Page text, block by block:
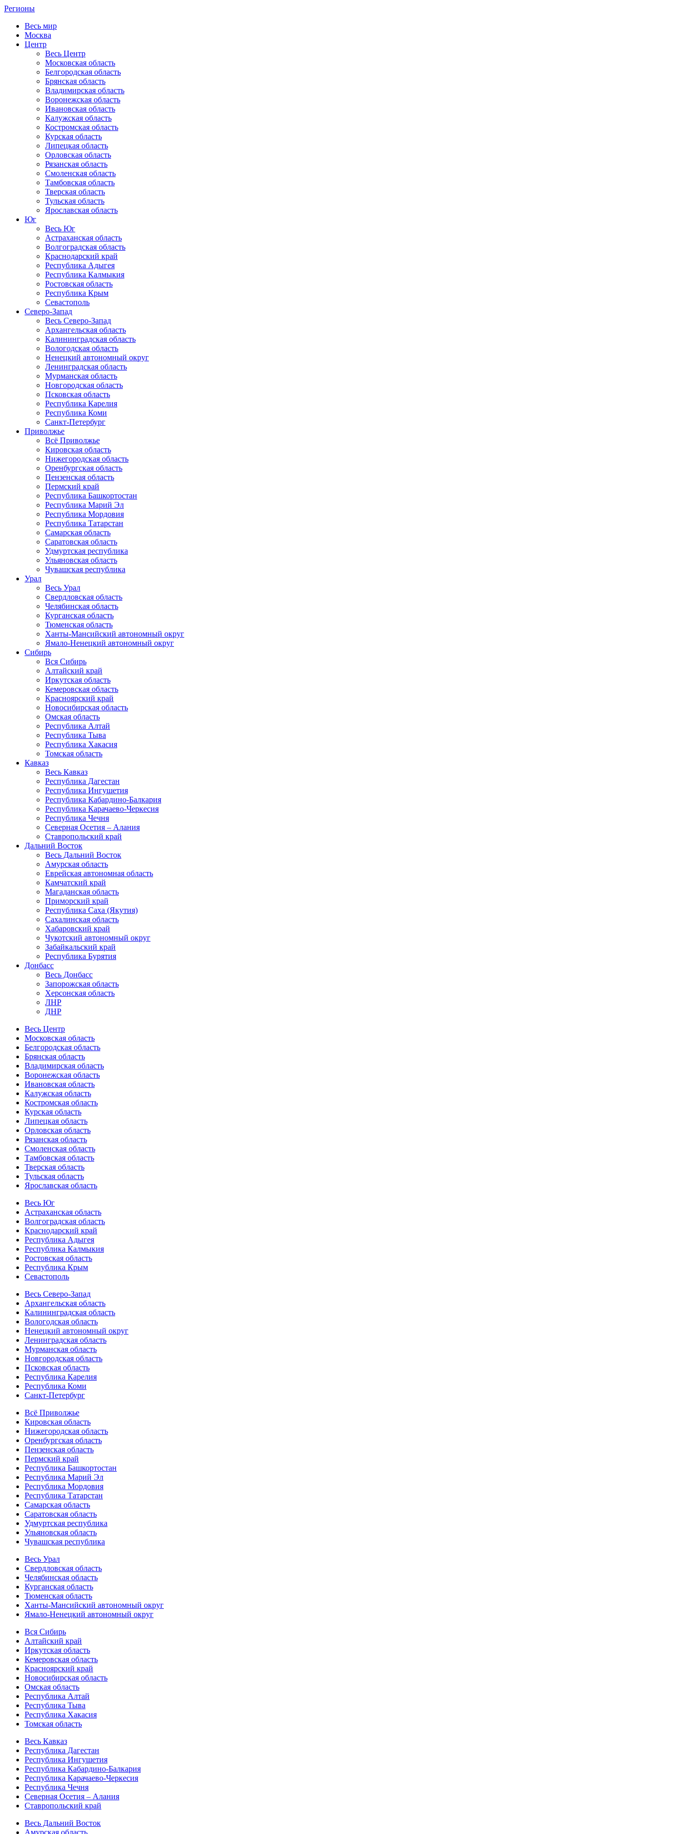
Регионы
Весь мир
Москва
Центр
Весь Центр
Московская область
Белгородская область
Брянская область
Владимирская область
Воронежская область
Ивановская область
Калужская область
Костромская область
Курская область
Липецкая область
Орловская область
Рязанская область
Смоленская область
Тамбовская область
Тверская область
Тульская область
Ярославская область
Юг
Весь Юг
Астраханская область
Волгоградская область
Краснодарский край
Республика Адыгея
Республика Калмыкия
Ростовская область
Республика Крым
Севастополь
Северо-Запад
Весь Северо-Запад
Архангельская область
Калининградская область
Вологодская область
Ненецкий автономный округ
Ленинградская область
Мурманская область
Новгородская область
Псковская область
Республика Карелия
Республика Коми
Санкт-Петербург
Приволжье
Всё Приволжье
Кировская область
Нижегородская область
Оренбургская область
Пензенская область
Пермский край
Республика Башкортостан
Республика Марий Эл
Республика Мордовия
Республика Татарстан
Самарская область
Саратовская область
Удмуртская республика
Ульяновская область
Чувашская республика
Урал
Весь Урал
Свердловская область
Челябинская область
Курганская область
Тюменская область
Ханты-Мансийский автономный округ
Ямало-Ненецкий автономный округ
Сибирь
Вся Сибирь
Алтайский край
Иркутская область
Кемеровская область
Красноярский край
Новосибирская область
Омская область
Республика Алтай
Республика Тыва
Республика Хакасия
Томская область
Кавказ
Весь Кавказ
Республика Дагестан
Республика Ингушетия
Республика Кабардино-Балкария
Республика Карачаево-Черкесия
Республика Чечня
Северная Осетия – Алания
Ставропольский край
Дальний Восток
Весь Дальний Восток
Амурская область
Еврейская автономная область
Камчатский край
Магаданская область
Приморский край
Республика Саха (Якутия)
Сахалинская область
Хабаровский край
Чукотский автономный округ
Забайкальский край
Республика Бурятия
Донбасс
Весь Донбасс
Запорожская область
Херсонская область
ЛНР
ДНР
Весь Центр
Московская область
Белгородская область
Брянская область
Владимирская область
Воронежская область
Ивановская область
Калужская область
Костромская область
Курская область
Липецкая область
Орловская область
Рязанская область
Смоленская область
Тамбовская область
Тверская область
Тульская область
Ярославская область
Весь Юг
Астраханская область
Волгоградская область
Краснодарский край
Республика Адыгея
Республика Калмыкия
Ростовская область
Республика Крым
Севастополь
Весь Северо-Запад
Архангельская область
Калининградская область
Вологодская область
Ненецкий автономный округ
Ленинградская область
Мурманская область
Новгородская область
Псковская область
Республика Карелия
Республика Коми
Санкт-Петербург
Всё Приволжье
Кировская область
Нижегородская область
Оренбургская область
Пензенская область
Пермский край
Республика Башкортостан
Республика Марий Эл
Республика Мордовия
Республика Татарстан
Самарская область
Саратовская область
Удмуртская республика
Ульяновская область
Чувашская республика
Весь Урал
Свердловская область
Челябинская область
Курганская область
Тюменская область
Ханты-Мансийский автономный округ
Ямало-Ненецкий автономный округ
Вся Сибирь
Алтайский край
Иркутская область
Кемеровская область
Красноярский край
Новосибирская область
Омская область
Республика Алтай
Республика Тыва
Республика Хакасия
Томская область
Весь Кавказ
Республика Дагестан
Республика Ингушетия
Республика Кабардино-Балкария
Республика Карачаево-Черкесия
Республика Чечня
Северная Осетия – Алания
Ставропольский край
Весь Дальний Восток
Амурская область